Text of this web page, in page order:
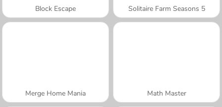
Block Escape Solitaire Farm Seasons 5
Merge Home Mania Math Master